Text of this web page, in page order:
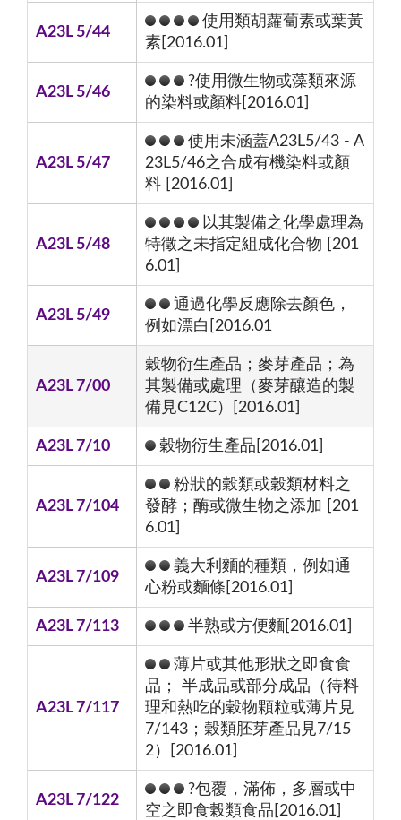
A23L 5/44
使用類胡蘿蔔素或葉黃
素[2016.01]
A23L 5/46
?使用微生物或藻類來源
的染料或顏料[2016.01]
A23L 5/47
使用未涵蓋A23L5/43 - A
23L5/46之合成有機染料或顏
料 [2016.01]
A23L 5/48
以其製備之化學處理為
特徵之未指定組成化合物 [201
6.01]
A23L 5/49
通過化學反應除去顏色，
例如漂白[2016.01
A23L 7/00
穀物衍生產品；麥芽產品；為
其製備或處理（麥芽釀造的製
備見C12C）[2016.01]
A23L 7/10 穀物衍生產品[2016.01]
A23L 7/104
粉狀的穀類或穀類材料之
發酵；酶或微生物之添加 [201
6.01]
A23L 7/109
義大利麵的種類，例如通
心粉或麵條[2016.01]
A23L 7/113 半熟或方便麵[2016.01]
A23L 7/117
薄片或其他形狀之即食食
品； 半成品或部分成品（待料
理和熱吃的穀物顆粒或薄片見
7/143；穀類胚芽產品見7/15
2）[2016.01]
A23L 7/122
?包覆，滿佈，多層或中
空之即食榖類食品[2016.01]